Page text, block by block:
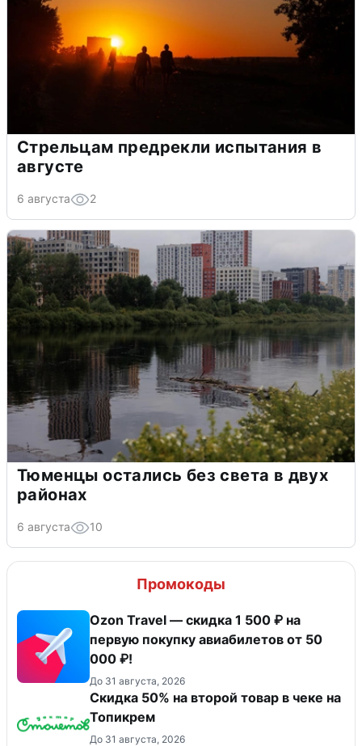
Стрельцам предрекли испытания в
августе
6 августа 2
Тюменцы остались без света в двух
районах
6 августа 10
Промокоды
Ozon Travel — скидка 1 500 ₽ на
первую покупку авиабилетов от 50
000 ₽!
До 31 августа, 2026
Скидка 50% на второй товар в чеке на
Топикрем
До 31 августа, 2026